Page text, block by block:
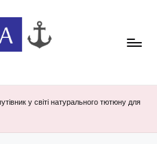
у світі натурального тютюну для